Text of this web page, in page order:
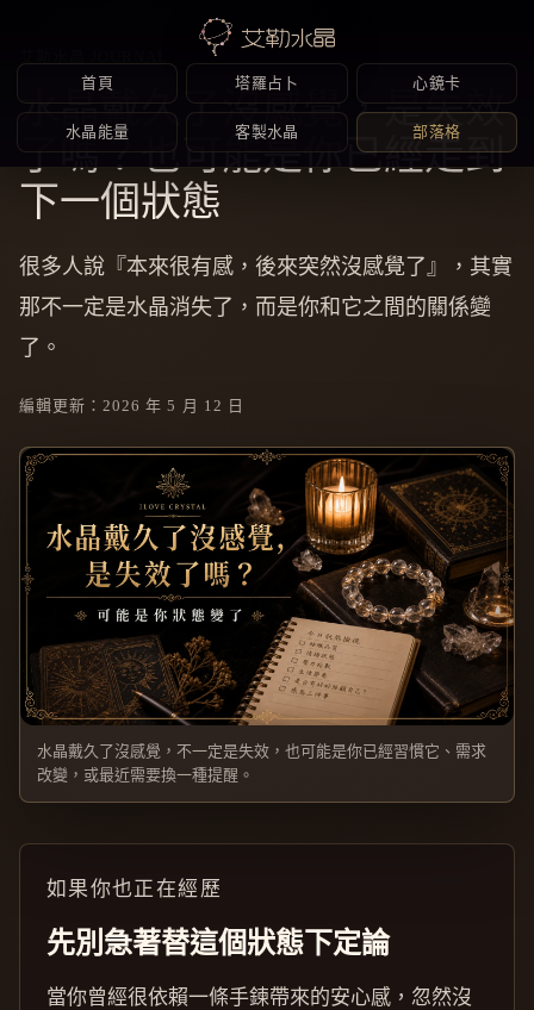
content
首頁 塔羅占卜 心鏡卡
水晶能量 客製水晶 部落格
水晶戴久了沒感覺，是失效
了嗎？也可能是你已經走到
下一個狀態
很多人說『本來很有感，後來突然沒感覺了』，其實
那不一定是水晶消失了，而是你和它之間的關係變
了。
編輯更新：2026 年 5 月 12 日
水晶戴久了沒感覺，不一定是失效，也可能是你已經習慣它、需求
改變，或最近需要換一種提醒。
如果你也正在經歷
先別急著替這個狀態下定論
當你曾經很依賴一條手鍊帶來的安心感，忽然沒